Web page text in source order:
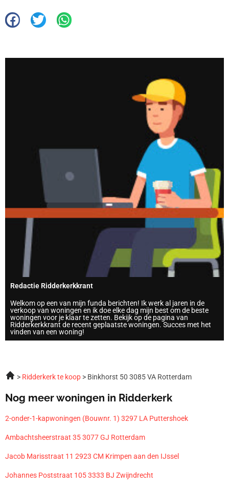
Redactie Ridderkerkkrant
Welkom op een van mijn funda berichten! Ik werk al jaren in de
verkoop van woningen en ik doe elke dag mijn best om de beste
woningen voor je klaar te zetten. Bekijk op de pagina van
Ridderkerkkrant de recent geplaatste woningen. Succes met het
vinden van een woning!
Ridderkerk te koop Binkhorst 50 3085 VA Rotterdam
Nog meer woningen in Ridderkerk
2-onder-1-kapwoningen (Bouwnr. 1) 3297 LA Puttershoek
Ambachtsheerstraat 35 3077 GJ Rotterdam
Jacob Marisstraat 11 2923 CM Krimpen aan den IJssel
Johannes Poststraat 105 3333 BJ Zwijndrecht